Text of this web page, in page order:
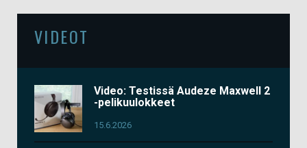
VIDEOT
Video: Testissä Audeze Maxwell 2
-pelikuulokkeet
15.6.2026